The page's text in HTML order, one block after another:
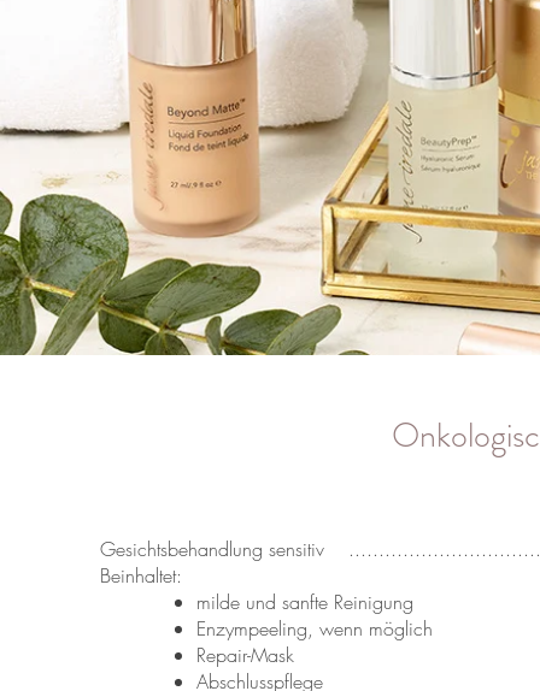
Gesichtsbehandlung sensitiv
Beinhaltet:
milde und sanfte Reinigung
Enzympeeling, wenn möglich
Repair-Mask
Abschlusspflege